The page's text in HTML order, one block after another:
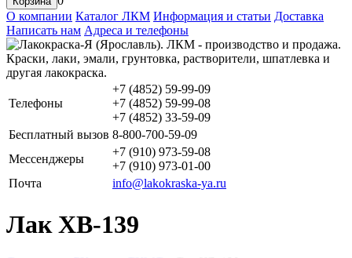
О компании Каталог ЛКМ Информация и статьи Доставка
Написать нам Адреса и телефоны
Телефоны
+7 (4852) 59-99-09
+7 (4852) 59-99-08
+7 (4852) 33-59-09
Бесплатный вызов 8-800-700-59-09
Мессенджеры
+7 (910) 973-59-08
+7 (910) 973-01-00
Почта
info@lakokraska-ya.ru
Лак ХВ-139